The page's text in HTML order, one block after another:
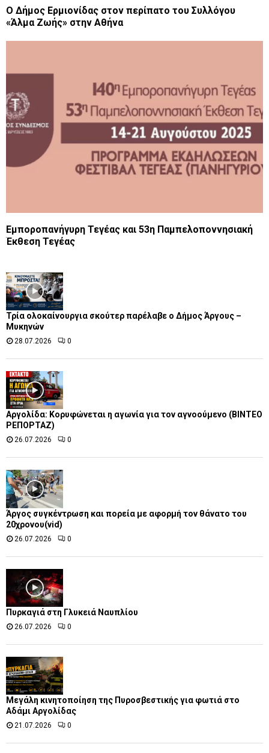
Ο Δήμος Ερμιονίδας στον περίπατο του Συλλόγου
«Άλμα Ζωής» στην Αθήνα
Εμποροπανήγυρη Τεγέας και 53η Παμπελοποννησιακή
Έκθεση Τεγέας
Τρία ολοκαίνουργια σκούτερ παρέλαβε o Δήμος Άργους –
Μυκηνών
28.07.2026 0
Αργολίδα: Κορυφώνεται η αγωνία για τον αγνοούμενο (ΒΙΝΤΕΟ
ΡΕΠΟΡΤΑΖ)
26.07.2026 0
Άργος συγκέντρωση και πορεία με αφορμή τον θάνατο του
20χρονου(vid)
26.07.2026 0
Πυρκαγιά στη Γλυκειά Ναυπλίου
26.07.2026 0
Μεγάλη κινητοποίηση της Πυροσβεστικής για φωτιά στο
Αδάμι Αργολίδας
21.07.2026 0